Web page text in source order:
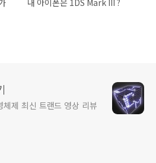
제 최신 트랜드 영상 리뷰